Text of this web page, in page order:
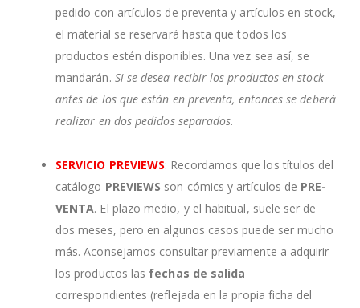
pedido con artículos de preventa y artículos en stock,
el material se reservará hasta que todos los
productos estén disponibles. Una vez sea así, se
mandarán. Si se desea recibir los productos en stock
antes de los que están en preventa, entonces se deberá
realizar en dos pedidos separados.
SERVICIO PREVIEWS: Recordamos que los títulos del
catálogo PREVIEWS son cómics y artículos de PRE-
VENTA. El plazo medio, y el habitual, suele ser de
dos meses, pero en algunos casos puede ser mucho
más. Aconsejamos consultar previamente a adquirir
los productos las fechas de salida
correspondientes (reflejada en la propia ficha del